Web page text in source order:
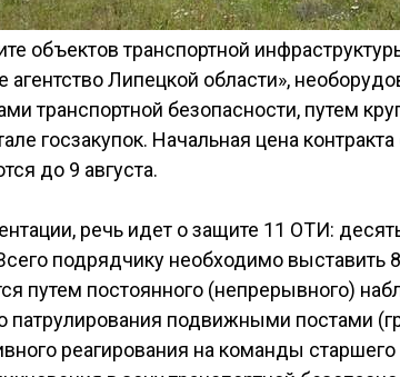
объектов транспортной
Липецкой области»,
транспортной безопасности, путем
госзакупок. Начальная цена
до 9 августа.
речь идет о защите 11 ОТИ:
подрядчику необходимо выставить
путем постоянного (непрерывного)
патрулирования подвижными постами
реагирования на команды